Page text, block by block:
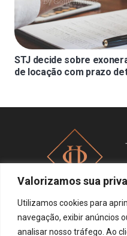
Valorizamos sua
Utilizamos cookies para
navegação, exibir anúncios
analisar nosso tráfego. Ao
STJ decide sobre
de locação com prazo